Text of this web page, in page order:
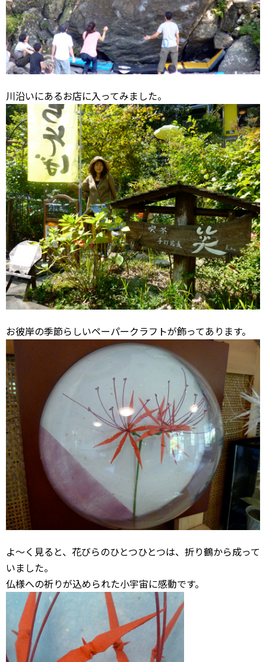
川沿いにあるお店に入ってみました。
お彼岸の季節らしいペーパークラフトが飾ってあります。
よ〜く見ると、花びらのひとつひとつは、折り鶴から成って
いました。
仏様への祈りが込められた小宇宙に感動です。